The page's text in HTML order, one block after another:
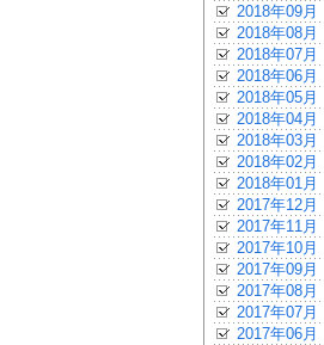
2018年09月
2018年08月
2018年07月
2018年06月
2018年05月
2018年04月
2018年03月
2018年02月
2018年01月
2017年12月
2017年11月
2017年10月
2017年09月
2017年08月
2017年07月
2017年06月